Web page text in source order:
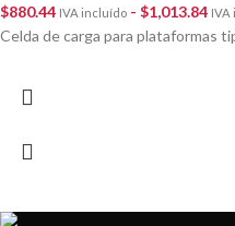
$880.44 IVA incluído - $1,013.84 IVA
Celda de carga para plataformas